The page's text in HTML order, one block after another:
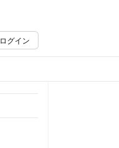
ログイン